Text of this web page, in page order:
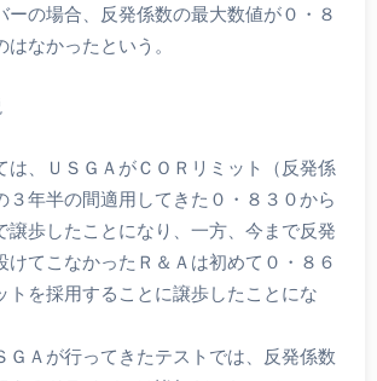
ーの場合、反発係数の最大数値が０・８
なかったという。
は、ＵＳＧＡがＣＯＲリミット（反発係
３年半の間適用してきた０・８３０から
譲歩したことになり、一方、今まで反発
けてこなかったＲ＆Ａは初めて０・８６
トを採用することに譲歩したことにな
ＧＡが行ってきたテストでは、反発係数